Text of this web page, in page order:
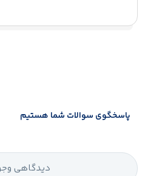
پاسخگوی سوالات شما هستیم
دیدگاهی